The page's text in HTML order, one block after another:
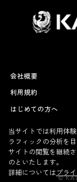
会社概要
利用規約
はじめての方へ
©
当サイトでは利用体
ラフィックの分析を
サイトの閲覧を継続
のといたします。
詳細についてはプラ